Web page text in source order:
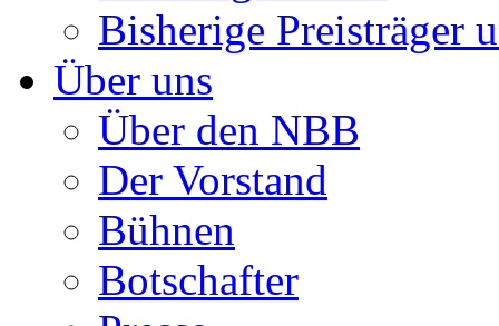
Bisherige Preisträger
Über uns
Über den NBB
Der Vorstand
Bühnen
Botschafter